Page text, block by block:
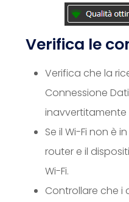
Verifica le
Verifica che la
Connessione
inavvertitamente
Se il Wi-Fi non è
router e il
Wi-Fi.
Controllare che i